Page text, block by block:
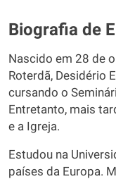
Biografia de
Nascido em 28 de
Roterdã, Desidério
cursando o
Entretanto, mais
e a Igreja.
Estudou na
países da Europa.